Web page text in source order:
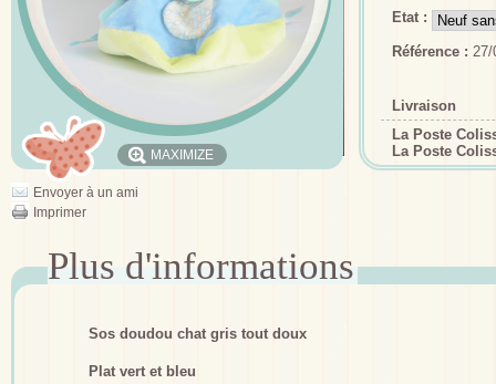
MAXIMIZE
Envoyer à un ami
Imprimer
Etat :
Référence : 27/
Livraison
La Poste
La Poste
Sos doudou chat gris tout doux
Plat vert et bleu